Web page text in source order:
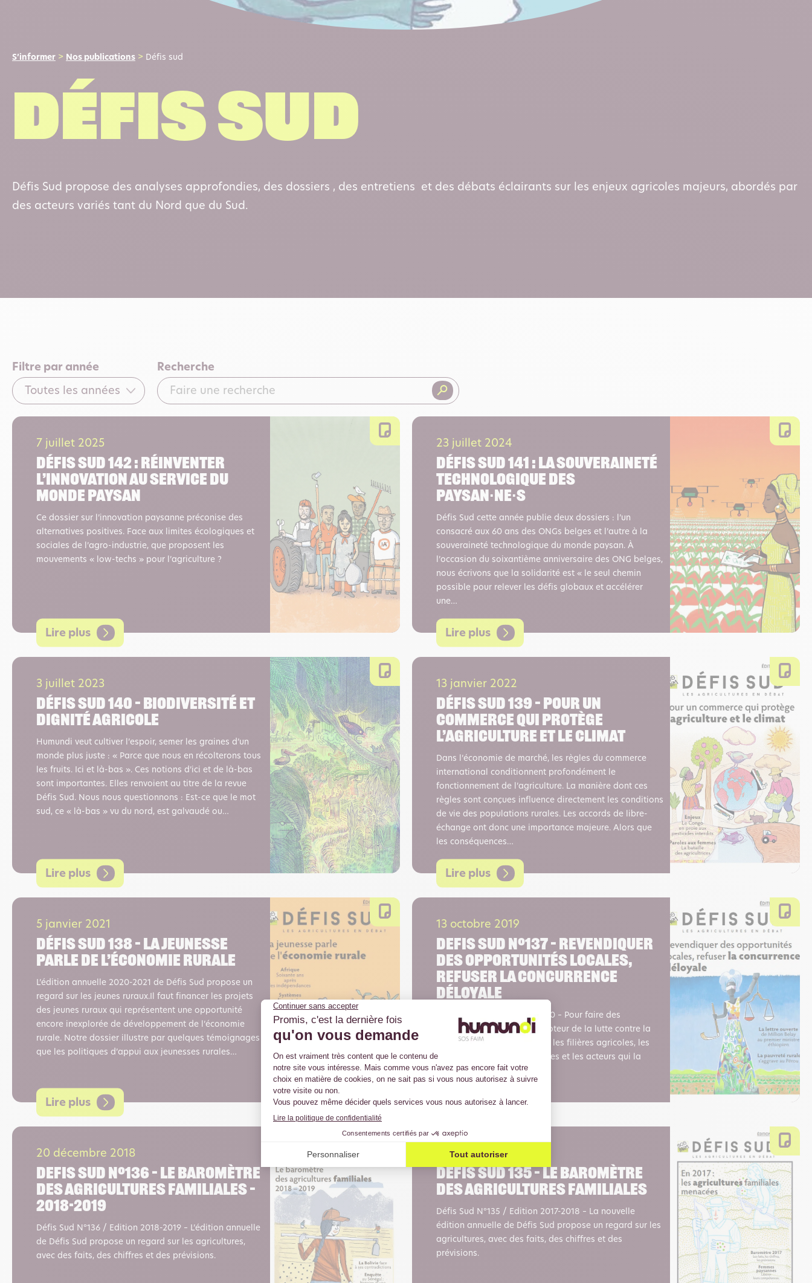
S’informer > Nos publications > Défis sud
Défis sud
Défis Sud propose des analyses approfondies, des dossiers , des entretiens et des débats éclairants sur les enjeux agricoles majeurs, abordés par
des acteurs variés tant du Nord que du Sud.
Filtre par année Recherche
7 juillet 2025
Défis Sud 142 : réinventer
l’innovation au service du
Monde Paysan
Ce dossier sur l’innovation paysanne préconise des
alternatives positives. Face aux limites écologiques et
sociales de l’agro-industrie, que proposent les
mouvements « low-techs » pour l’agriculture ?
Lire plus
23 juillet 2024
Défis Sud 141 : la souveraineté
technologique des
paysan∙ne∙s
Défis Sud cette année publie deux dossiers : l’un
consacré aux 60 ans des ONGs belges et l’autre à la
souveraineté technologique du monde paysan. À
l’occasion du soixantième anniversaire des ONG belges,
nous écrivons que la solidarité est « le seul chemin
possible pour relever les défis globaux et accélérer
une…
Lire plus
3 juillet 2023
Défis sud 140 – Biodiversité et
dignité agricole
Humundi veut cultiver l’espoir, semer les graines d’un
monde plus juste : « Parce que nous en récolterons tous
les fruits. Ici et là-bas ». Ces notions d’ici et de là-bas
sont importantes. Elles renvoient au titre de la revue
Défis Sud. Nous nous questionnons : Est-ce que le mot
sud, ce « là-bas » vu du nord, est galvaudé ou…
Lire plus
13 janvier 2022
Défis sud 139 – Pour un
commerce qui protège
l’agriculture et le climat
Dans l’économie de marché, les règles du commerce
international conditionnent profondément le
fonctionnement de l’agriculture. La manière dont ces
règles sont conçues influence directement les conditions
de vie des populations rurales. Les accords de libre-
échange ont donc une importance majeure. Alors que
les conséquences…
Lire plus
5 janvier 2021
Défis sud 138 – La jeunesse
parle de l’économie rurale
L’édition annuelle 2020-2021 de Défis Sud propose un
regard sur les jeunes ruraux.Il faut financer les projets
des jeunes ruraux qui représentent une opportunité
encore inexplorée de développement de l’économie
rurale. Notre dossier illustre par quelques témoignages
que les politiques d’appui aux jeunesses rurales…
Lire plus
13 octobre 2019
DEFIS SUD N°137 – Revendiquer
des opportunités locales,
refuser la concurrence
déloyale
DEFIS SUD N°137 / 2019-2020 – Pour faire des
agricultures familiales un moteur de la lutte contre la
faim, il importe de connaître les filières agricoles, les
chaînes de valeur alimentaires et les acteurs qui la
structurent.
Lire plus
20 décembre 2018
DEFIS SUD N°136 – Le baromètre
des agricultures familiales –
2018-2019
Défis Sud N°136 / Edition 2018-2019 – L’édition annuelle
de Défis Sud propose un regard sur les agricultures,
avec des faits, des chiffres et des prévisions.
17 octobre 2017
Défis sud 135 – Le baromètre
des agricultures familiales
Défis Sud N°135 / Edition 2017-2018 – La nouvelle
édition annuelle de Défis Sud propose un regard sur les
agricultures, avec des faits, des chiffres et des
prévisions.